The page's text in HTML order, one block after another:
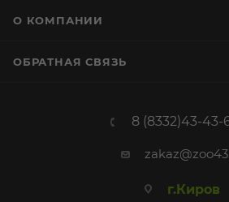
О КОМПАНИИ
ОБРАТНАЯ СВЯЗЬ
8 (8332)43-43-
г.Киров